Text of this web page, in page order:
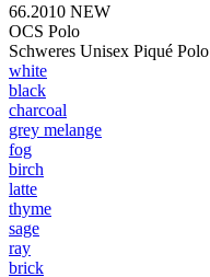
66.2010 NEW
OCS Polo
Schweres Unisex Piqué Polo
white
black
charcoal
grey melange
fog
birch
latte
thyme
sage
ray
brick